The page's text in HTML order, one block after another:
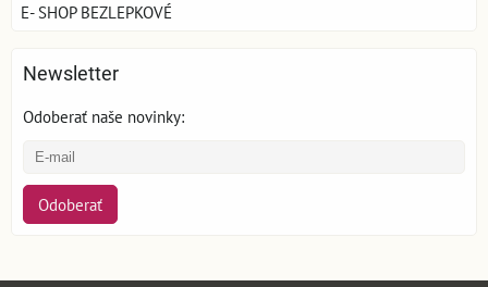
E- SHOP BEZLEPKOVÉ
Newsletter
Odoberať naše novinky:
Odoberať